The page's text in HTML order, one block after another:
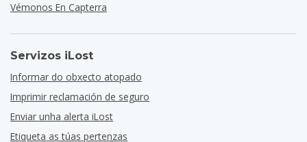
Vémonos En Capterra
Servizos iLost
Informar do obxecto atopado
Imprimir reclamación de seguro
Enviar unha alerta iLost
Etiqueta as túas pertenzas